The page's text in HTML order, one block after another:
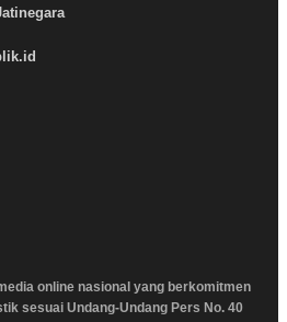
online nasional yang berkomitmen
sesuai Undang-Undang Pers No. 40